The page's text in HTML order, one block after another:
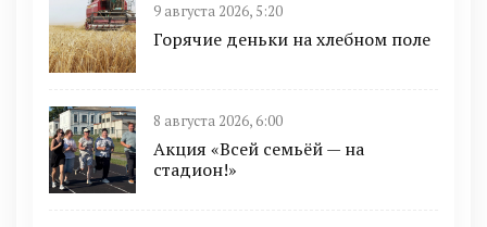
9 августа 2026, 5:20
Горячие деньки на хлебном поле
8 августа 2026, 6:00
Акция «Всей семьёй — на
стадион!»